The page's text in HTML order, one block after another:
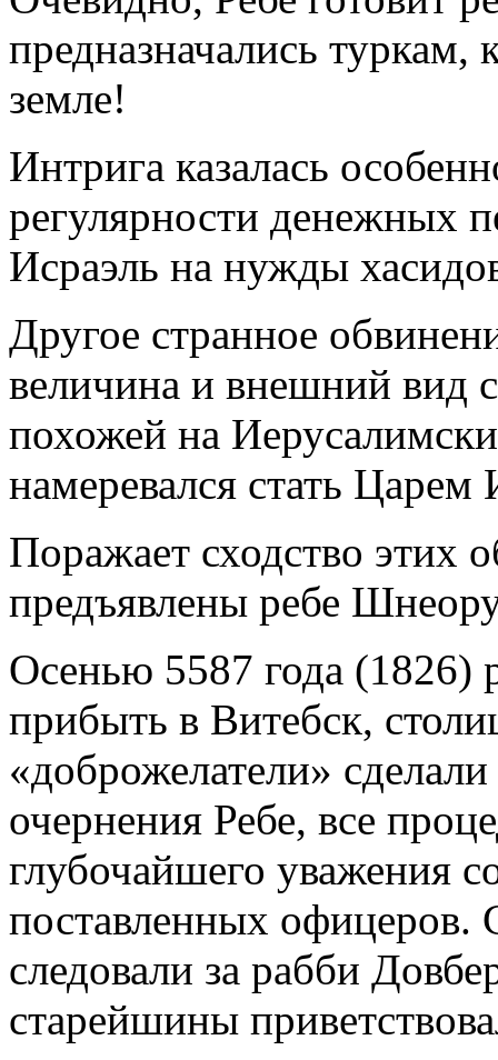
предназначались туркам,
земле!
Интрига казалась
регулярности денежных
Исраэль на нужды
Другое странное
величина и внешний вид
похожей на
намеревался стать Царем
Поражает сходство этих
предъявлены ребе
Осенью 5587 года (1826)
прибыть в Витебск,
«доброжелатели»
очернения Ребе, все
глубочайшего уважения
поставленных
следовали за рабби
старейшины